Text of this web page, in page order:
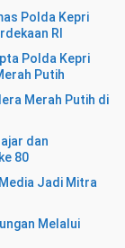
Polda Kepri
RI
Polda Kepri
Putih
Merah Putih di
dan
80
Jadi Mitra
Melalui